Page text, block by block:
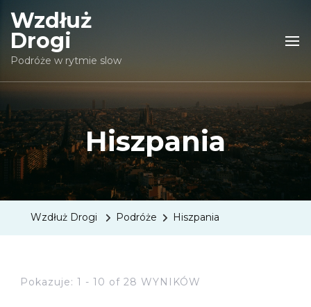
Wzdłuż
Drogi
Podróże w rytmie slow
Hiszpania
Wzdłuż Drogi Podróże Hiszpania
Pokazuje: 1 - 10 of 28 WYNIKÓW